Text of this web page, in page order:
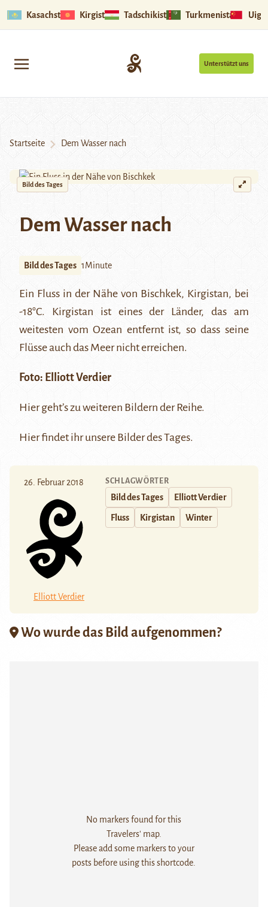
Kasachstan Kirgistan Tadschikistan Turkmenistan
Unterstützt uns
Startseite Dem Wasser nach
Bild des Tages
Dem Wasser nach
Bild des Tages 1Minute
Ein Fluss in der Nähe von Bischkek, Kirgistan, bei
-18°C. Kirgistan ist eines der Länder, das am
weitesten vom Ozean entfernt ist, so dass seine
Flüsse auch das Meer nicht erreichen.
Foto: Elliott Verdier
Hiergeht’s zu weiteren Bildern der Reihe.
Hierfindet ihr unsere Bilder des Tages.
26. Februar 2018
Elliott Verdier
SCHLAGWÖRTER
Bild des Tages Elliott Verdier
Fluss Kirgistan Winter
Wo wurde das Bild aufgenommen?
No markers found for this
Travelers' map.
Please add some markers to your
posts before using this shortcode.